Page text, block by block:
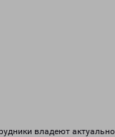
владеют